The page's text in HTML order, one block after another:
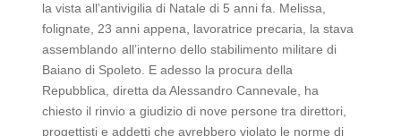
la vista all’antivigilia di Natale di 5 anni fa. Melissa,
folignate, 23 anni appena, lavoratrice precaria, la stava
assemblando all’interno dello stabilimento militare di
Baiano di Spoleto. E adesso la procura della
Repubblica, diretta da Alessandro Cannevale, ha
chiesto il rinvio a giudizio di nove persone tra direttori,
progettisti e addetti che avrebbero violato le norme di